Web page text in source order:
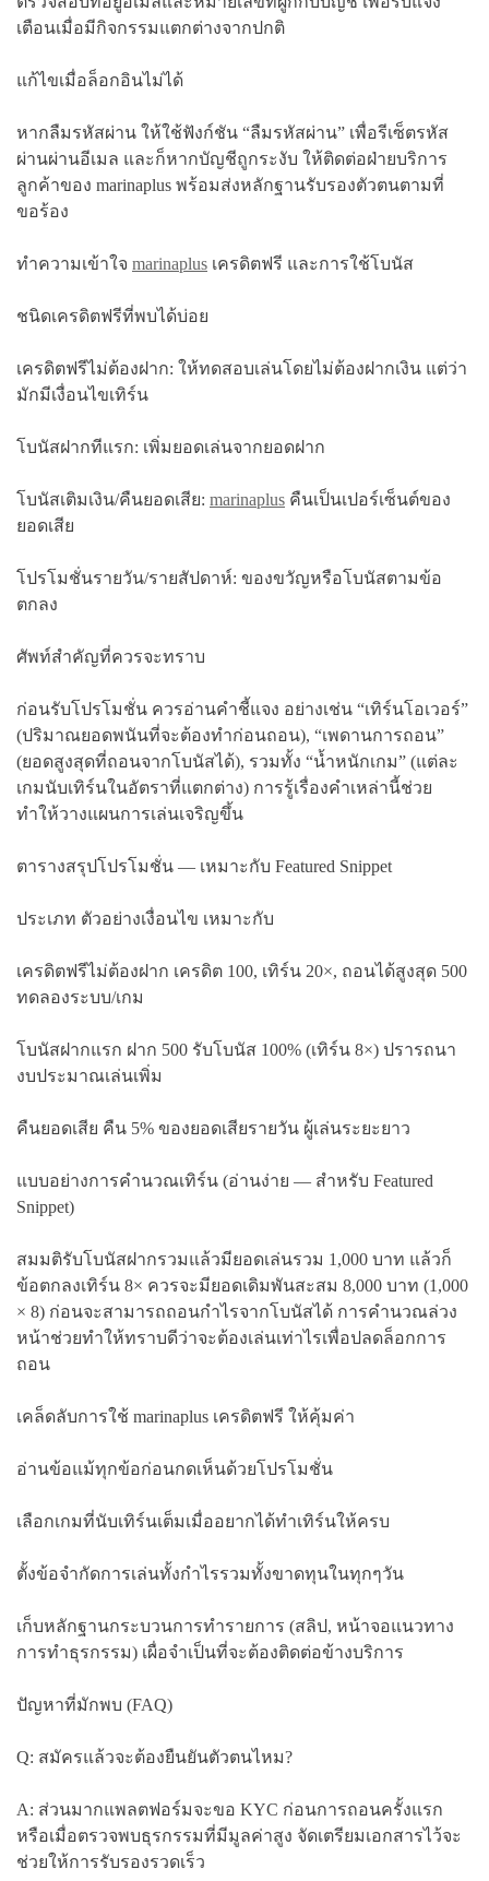
เตือนเมื่อมีกิจกรรมแตกต่างจากปกติ
แก้ไขเมื่อล็อกอินไม่ได้
หากลืมรหัสผ่าน ให้ใช้ฟังก์ชัน “ลืมรหัสผ่าน” เพื่อรีเซ็ตรหัส
ผ่านผ่านอีเมล และก็หากบัญชีถูกระงับ ให้ติดต่อฝ่ายบริการ
ลูกค้าของ marinaplus พร้อมส่งหลักฐานรับรองตัวตนตามที่
ขอร้อง
ทำความเข้าใจ marinaplus เครดิตฟรี และการใช้โบนัส
ชนิดเครดิตฟรีที่พบได้บ่อย
เครดิตฟรีไม่ต้องฝาก: ให้ทดสอบเล่นโดยไม่ต้องฝากเงิน แต่ว่า
มักมีเงื่อนไขเทิร์น
โบนัสฝากทีแรก: เพิ่มยอดเล่นจากยอดฝาก
โบนัสเติมเงิน/คืนยอดเสีย: marinaplus คืนเป็นเปอร์เซ็นต์ของ
ยอดเสีย
โปรโมชั่นรายวัน/รายสัปดาห์: ของขวัญหรือโบนัสตามข้อ
ตกลง
ศัพท์สำคัญที่ควรจะทราบ
ก่อนรับโปรโมชั่น ควรอ่านคำชี้แจง อย่างเช่น “เทิร์นโอเวอร์”
(ปริมาณยอดพนันที่จะต้องทำก่อนถอน), “เพดานการถอน”
(ยอดสูงสุดที่ถอนจากโบนัสได้), รวมทั้ง “น้ำหนักเกม” (แต่ละ
เกมนับเทิร์นในอัตราที่แตกต่าง) การรู้เรื่องคำเหล่านี้ช่วย
ทำให้วางแผนการเล่นเจริญขึ้น
ตารางสรุปโปรโมชั่น — เหมาะกับ Featured Snippet
ประเภท ตัวอย่างเงื่อนไข เหมาะกับ
เครดิตฟรีไม่ต้องฝาก เครดิต 100, เทิร์น 20×, ถอนได้สูงสุด 500
ทดลองระบบ/เกม
โบนัสฝากแรก ฝาก 500 รับโบนัส 100% (เทิร์น 8×) ปรารถนา
งบประมาณเล่นเพิ่ม
คืนยอดเสีย คืน 5% ของยอดเสียรายวัน ผู้เล่นระยะยาว
แบบอย่างการคำนวณเทิร์น (อ่านง่าย — สำหรับ Featured
Snippet)
สมมติรับโบนัสฝากรวมแล้วมียอดเล่นรวม 1,000 บาท แล้วก็
ข้อตกลงเทิร์น 8× ควรจะมียอดเดิมพันสะสม 8,000 บาท (1,000
× 8) ก่อนจะสามารถถอนกำไรจากโบนัสได้ การคำนวณล่วง
หน้าช่วยทำให้ทราบดีว่าจะต้องเล่นเท่าไรเพื่อปลดล็อกการ
ถอน
เคล็ดลับการใช้ marinaplus เครดิตฟรี ให้คุ้มค่า
อ่านข้อแม้ทุกข้อก่อนกดเห็นด้วยโปรโมชั่น
เลือกเกมที่นับเทิร์นเต็มเมื่ออยากได้ทำเทิร์นให้ครบ
ตั้งข้อจำกัดการเล่นทั้งกำไรรวมทั้งขาดทุนในทุกๆวัน
เก็บหลักฐานกระบวนการทำรายการ (สลิป, หน้าจอแนวทาง
การทำธุรกรรม) เผื่อจำเป็นที่จะต้องติดต่อข้างบริการ
ปัญหาที่มักพบ (FAQ)
Q: สมัครแล้วจะต้องยืนยันตัวตนไหม?
A: ส่วนมากแพลตฟอร์มจะขอ KYC ก่อนการถอนครั้งแรก
หรือเมื่อตรวจพบธุรกรรมที่มีมูลค่าสูง จัดเตรียมเอกสารไว้จะ
ช่วยให้การรับรองรวดเร็ว